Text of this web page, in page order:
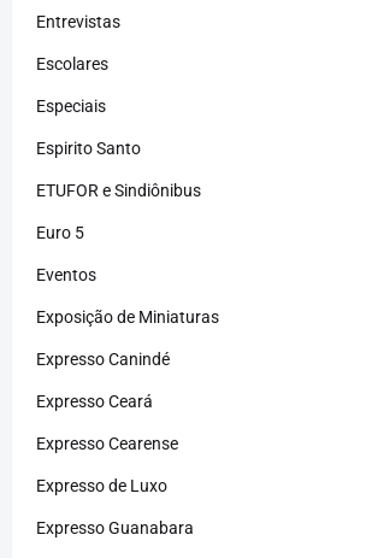
Entrevistas
Escolares
Especiais
Espirito Santo
ETUFOR e Sindiônibus
Euro 5
Eventos
Exposição de Miniaturas
Expresso Canindé
Expresso Ceará
Expresso Cearense
Expresso de Luxo
Expresso Guanabara